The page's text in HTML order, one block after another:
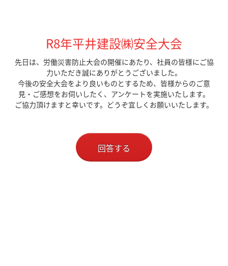
R8年平井建設㈱安全大会
先日は、労働災害防止大会の開催にあたり、社員の皆様にご協
力いただき誠にありがとうございました。
今後の安全大会をより良いものとするため、皆様からのご意
見・ご感想をお伺いしたく、アンケートを実施いたします。
ご協力頂けますと幸いです。どうぞ宜しくお願いいたします。
回答する